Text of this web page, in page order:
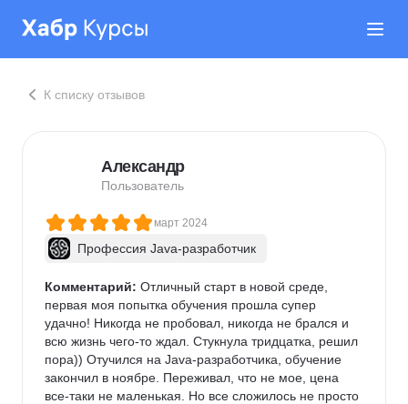
К списку отзывов
Александр
Пользователь
март 2024
Профессия Java-разработчик
Комментарий: Отличный старт в новой среде,
первая моя попытка обучения прошла супер
удачно! Никогда не пробовал, никогда не брался и
всю жизнь чего-то ждал. Стукнула тридцатка, решил
пора)) Отучился на Java-разработчика, обучение
закончил в ноябре. Переживал, что не мое, цена
все-таки не маленькая. Но все сложилось не просто